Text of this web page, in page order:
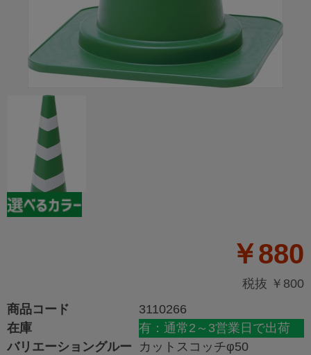
￥880
税抜 ￥800
商品コード
3110266
在庫
有：通常2～3営業日で出荷
バリエーショングルー
カットスコッチφ50